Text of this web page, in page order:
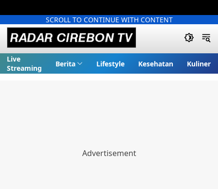
SCROLL TO CONTINUE WITH CONTENT
Live
Streaming
Berita Lifestyle Kesehatan Kuliner